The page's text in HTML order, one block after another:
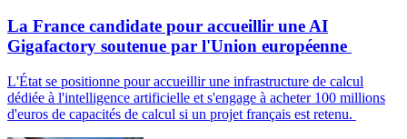
La France candidate pour accueillir une AI
Gigafactory soutenue par l'Union européenne
L'État se positionne pour accueillir une infrastructure de calcul
dédiée à l'intelligence artificielle et s'engage à acheter 100 millions
d'euros de capacités de calcul si un projet français est retenu.